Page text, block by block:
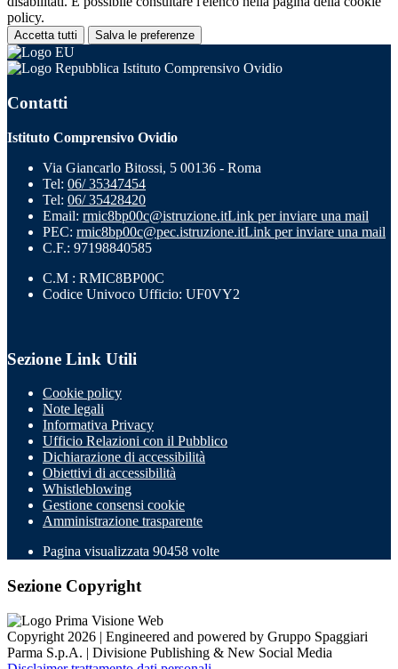
policy.
Accetta tutti Salva le preferenze
Istituto Comprensivo Ovidio
Contatti
Istituto Comprensivo Ovidio
Via Giancarlo Bitossi, 5 00136 - Roma
Tel: 06/ 35347454
Tel: 06/ 35428420
Email: rmic8bp00c@istruzione.itLink per inviare una mail
PEC: rmic8bp00c@pec.istruzione.itLink per inviare una mail
C.F.: 97198840585
C.M : RMIC8BP00C
Codice Univoco Ufficio: UF0VY2
Sezione Link Utili
Cookie policy
Note legali
Informativa Privacy
Ufficio Relazioni con il Pubblico
Dichiarazione di accessibilità
Obiettivi di accessibilità
Whistleblowing
Gestione consensi cookie
Amministrazione trasparente
Pagina visualizzata 90458 volte
Sezione Copyright
Copyright 2026 | Engineered and powered by Gruppo Spaggiari
Parma S.p.A. | Divisione Publishing & New Social Media